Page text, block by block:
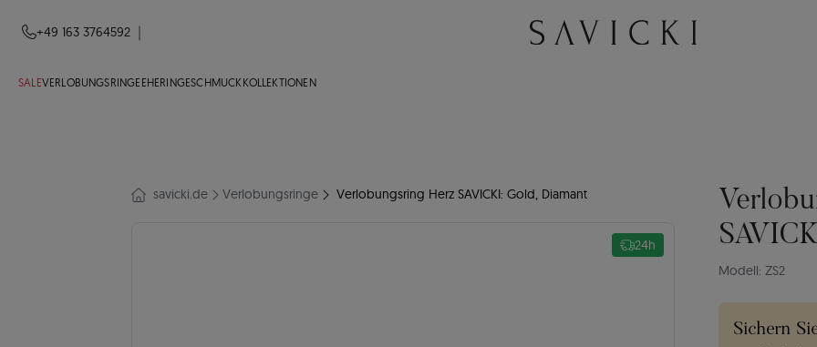
+49 163 3764592
SALEVERLOBUNGSRINGE EHERINGESCHMUCKKOLLEKTIONEN
savicki.de Verlobungsringe Verlobungsring Herz SAVICKI: Gold, Diamant
24h
Modell: ZS2
Sichern